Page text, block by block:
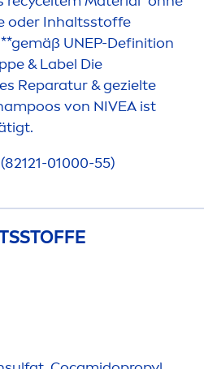
oder Inhaltsstoffe
UNEP-Definition
& Label Die
Reparatur & gezielte
von NIVEA ist
01000-55)